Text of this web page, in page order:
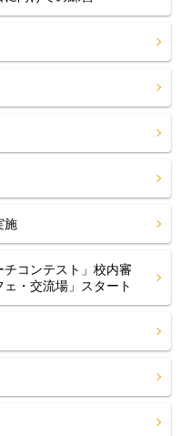
施
チコンテスト」校内審
・交流場」スタート